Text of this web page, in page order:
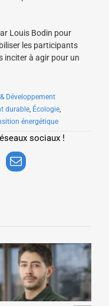
Louis Bodin pour
les participants
inciter à agir pour un
Développement
durable Écologie
énergétique
sociaux !
Email